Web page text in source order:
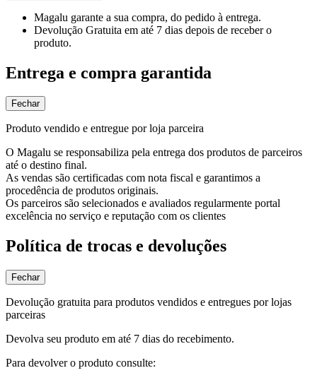
Magalu garante a sua compra, do pedido à entrega.
Devolução Gratuita em até 7 dias depois de receber o
produto.
Entrega e compra garantida
Fechar
Produto vendido e entregue por loja parceira
O Magalu se responsabiliza pela entrega dos produtos de parceiros
até o destino final.
As vendas são certificadas com nota fiscal e garantimos a
procedência de produtos originais.
Os parceiros são selecionados e avaliados regularmente portal
excelência no serviço e reputação com os clientes
Política de trocas e devoluções
Fechar
Devolução gratuita para produtos vendidos e entregues por lojas
parceiras
Devolva seu produto em até 7 dias do recebimento.
Para devolver o produto consulte: